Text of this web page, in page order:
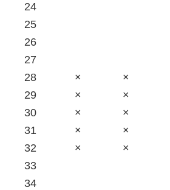
24
25
26
27
28
× ×
29
× ×
30
× ×
31
× ×
32
×
×
33
34